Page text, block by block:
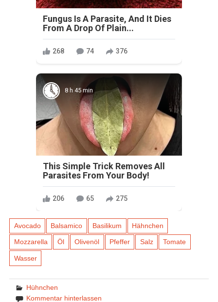
Fungus Is A Parasite, And It Dies
From A Drop Of Plain...
268 74 376
8 h 45 min
This Simple Trick Removes All
Parasites From Your Body!
206 65 275
Avocado Balsamico Basilikum Hähnchen
Mozzarella Öl Olivenöl Pfeffer Salz Tomate
Wasser
Hühnchen
Kommentar hinterlassen